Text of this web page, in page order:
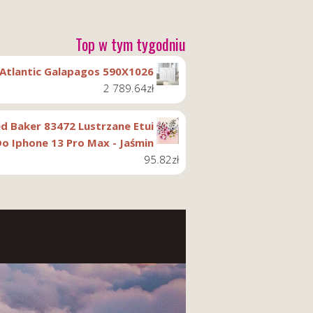
Top w tym tygodniu
Atlantic Galapagos 590X1026
2 789.64zł
Baker 83472 Lustrzane Etui
Iphone 13 Pro Max - Jaśmin
95.82zł